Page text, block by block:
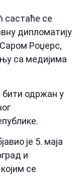
састаће се
дипломатију
Роџерс,
са медијима
бити одржан у
је 5. маја
и
се